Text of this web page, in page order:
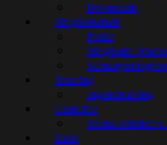
Downloads
Mitgliedschaft
Preise
Mitglieder
Training
Jugendtraining
Gaststätte
Tennis Kitchen
Halle